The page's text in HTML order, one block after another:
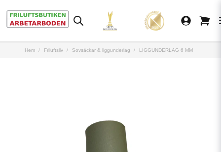
Hem Friluftsliv Sovsäckar & liggunderlag LIGGUNDERLAG 6 MM